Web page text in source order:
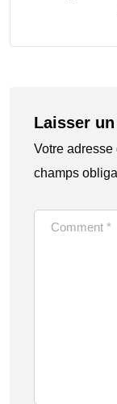
Laisser
Votre
champs